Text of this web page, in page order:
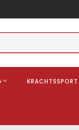
KRACHTSSPORT